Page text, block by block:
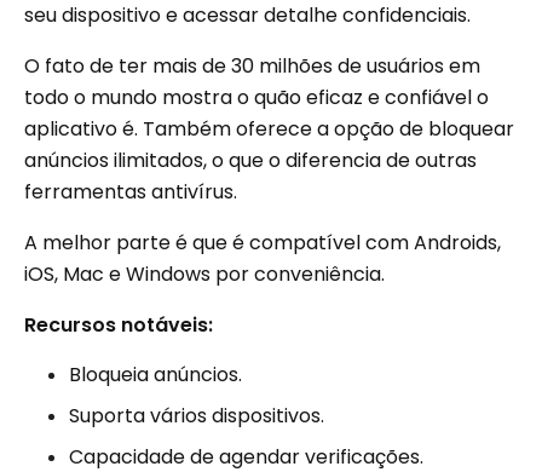
seu dispositivo e acessar detalhe confidenciais.
O fato de ter mais de 30 milhões de usuários em
todo o mundo mostra o quão eficaz e confiável o
aplicativo é. Também oferece a opção de bloquear
anúncios ilimitados, o que o diferencia de outras
ferramentas antivírus.
A melhor parte é que é compatível com Androids,
iOS, Mac e Windows por conveniência.
Recursos notáveis:
Bloqueia anúncios.
Suporta vários dispositivos.
Capacidade de agendar verificações.